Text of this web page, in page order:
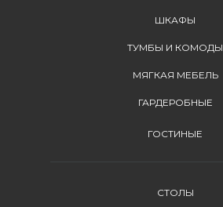
ШКАФЫ
ТУМБЫ И КОМОДЫ
МЯГКАЯ МЕБЕЛЬ
ГАРДЕРОБНЫЕ
ГОСТИНЫЕ
СТОЛЫ